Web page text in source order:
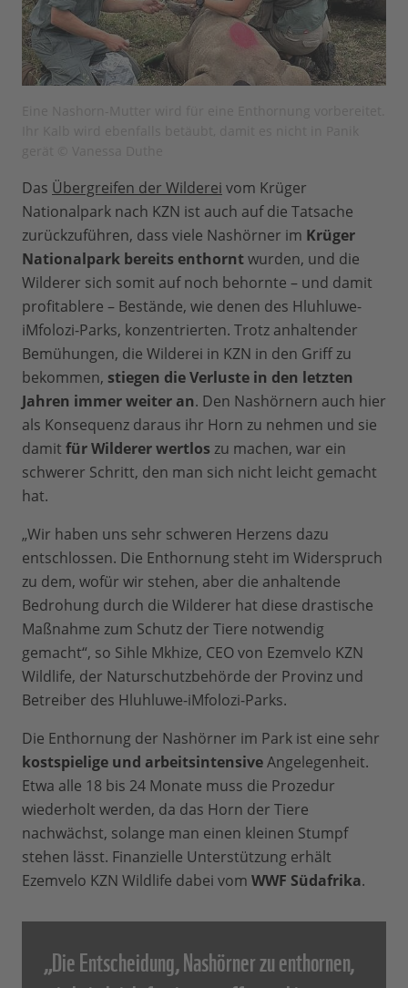
Das Übergreifen der Wilderei vom Krüger
Nationalpark nach KZN ist auch auf die Tatsache
zurückzuführen, dass viele Nashörner im Krüger
Nationalpark bereits enthorntwurden, und die
Wilderer sich somit auf noch behornte – und damit
profitablere – Bestände, wie denen des Hluhluwe-
iMfolozi-Parks, konzentrierten. Trotz anhaltender
Bemühungen, die Wilderei in KZN in den Griff zu
bekommen, stiegen die Verluste in den letzten
Jahren immer weiter an. Den Nashörnern auch hier
als Konsequenz daraus ihr Horn zu nehmen und sie
damit für Wilderer wertlos zu machen, war ein
schwerer Schritt, den man sich nicht leicht gemacht
hat.
„Wir haben uns sehr schweren Herzens dazu
entschlossen. Die Enthornung steht im Widerspruch
zu dem, wofür wir stehen, aber die anhaltende
Bedrohung durch die Wilderer hat diese drastische
Maßnahme zum Schutz der Tiere notwendig
gemacht“, so Sihle Mkhize, CEO von Ezemvelo KZN
Wildlife, der Naturschutzbehörde der Provinz und
Betreiber des Hluhluwe-iMfolozi-Parks.
Die Enthornung der Nashörner im Park ist eine sehr
kostspielige und arbeitsintensiveAngelegenheit.
Etwa alle 18 bis 24 Monate muss die Prozedur
wiederholt werden, da das Horn der Tiere
nachwächst, solange man einen kleinen Stumpf
stehen lässt. Finanzielle Unterstützung erhält
Ezemvelo KZN Wildlife dabei vom WWF Südafrika.
„Die Entscheidung, Nashörner zu enthornen,